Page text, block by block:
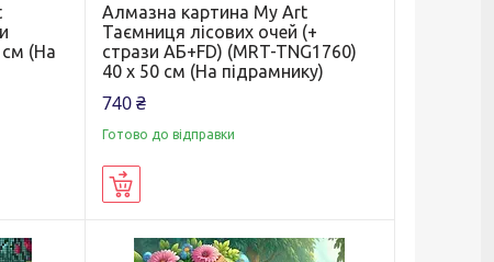
см (На
Алмазна картина My Art
Таємниця лісових очей (+
стрази АБ+FD) (MRT-TNG1760)
40 х 50 см (На підрамнику)
740 ₴
Готово до відправки